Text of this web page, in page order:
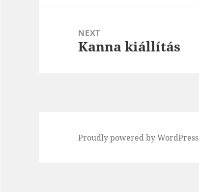
NEXT
Next
Kanna kiállítás
Proudly powered by WordPress